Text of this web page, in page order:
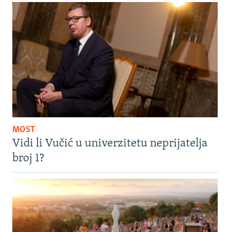
MOST
Vidi li Vučić u univerzitetu neprijatelja
broj 1?